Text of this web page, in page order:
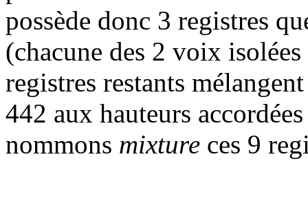
possède donc 3 registres
(chacune des 2 voix
registres restants
442 aux hauteurs
nommons mixture ces 9